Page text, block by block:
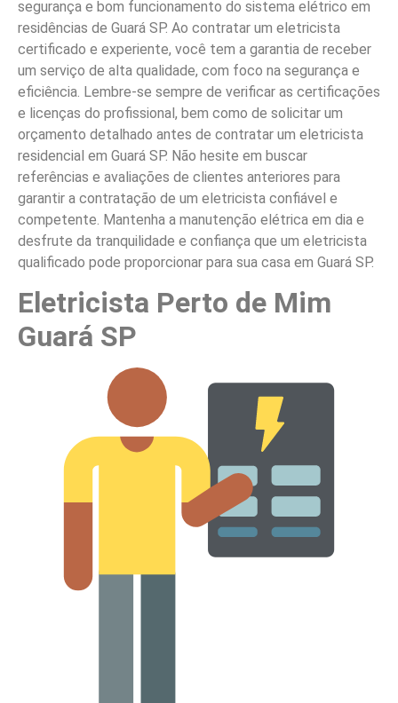
segurança e bom funcionamento do sistema elétrico em
residências de Guará SP. Ao contratar um eletricista
certificado e experiente, você tem a garantia de receber
um serviço de alta qualidade, com foco na segurança e
eficiência. Lembre-se sempre de verificar as certificações
e licenças do profissional, bem como de solicitar um
orçamento detalhado antes de contratar um eletricista
residencial em Guará SP. Não hesite em buscar
referências e avaliações de clientes anteriores para
garantir a contratação de um eletricista confiável e
competente. Mantenha a manutenção elétrica em dia e
desfrute da tranquilidade e confiança que um eletricista
qualificado pode proporcionar para sua casa em Guará SP.
Eletricista Perto de Mim
Guará SP